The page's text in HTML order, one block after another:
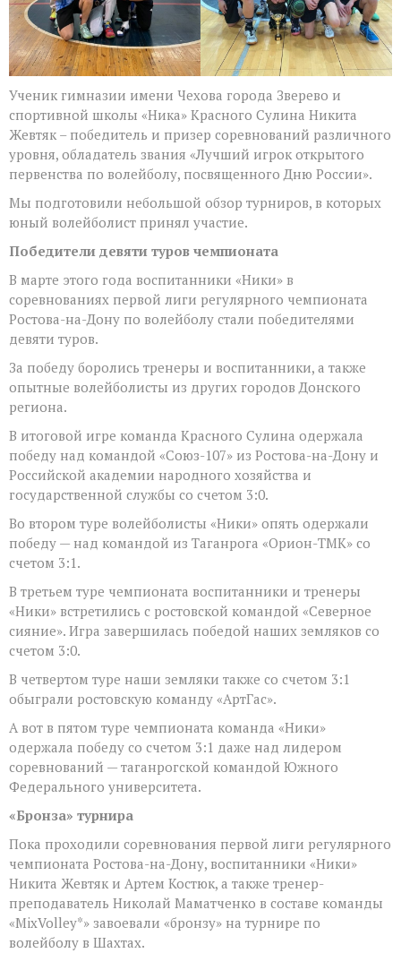
Ученик гимназии имени Чехова города Зверево и
спортивной школы «Ника» Красного Сулина Никита
Жевтяк – победитель и призер соревнований различного
уровня, обладатель звания «Лучший игрок открытого
первенства по волейболу, посвященного Дню России».
Мы подготовили небольшой обзор турниров, в которых
юный волейболист принял участие.
Победители девяти туров чемпионата
В марте этого года воспитанники «Ники» в
соревнованиях первой лиги регулярного чемпионата
Ростова-на-Дону по волейболу стали победителями
девяти туров.
За победу боролись тренеры и воспитанники, а также
опытные волейболисты из других городов Донского
региона.
В итоговой игре команда Красного Сулина одержала
победу над командой «Союз-107» из Ростова-на-Дону и
Российской академии народного хозяйства и
государственной службы со счетом 3:0.
Во втором туре волейболисты «Ники» опять одержали
победу — над командой из Таганрога «Орион-ТМК» со
счетом 3:1.
В третьем туре чемпионата воспитанники и тренеры
«Ники» встретились с ростовской командой «Северное
сияние». Игра завершилась победой наших земляков со
счетом 3:0.
В четвертом туре наши земляки также со счетом 3:1
обыграли ростовскую команду «АртГас».
А вот в пятом туре чемпионата команда «Ники»
одержала победу со счетом 3:1 даже над лидером
соревнований — таганрогской командой Южного
Федерального университета.
«Бронза» турнира
Пока проходили соревнования первой лиги регулярного
чемпионата Ростова-на-Дону, воспитанники «Ники»
Никита Жевтяк и Артем Костюк, а также тренер-
преподаватель Николай Маматченко в составе команды
«MixVolley*» завоевали «бронзу» на турнире по
волейболу в Шахтах.